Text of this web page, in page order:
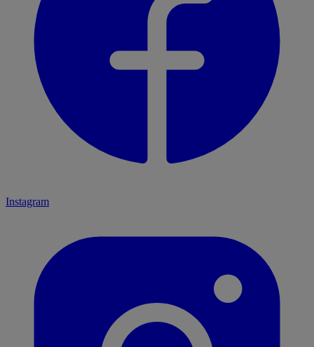
Instagram